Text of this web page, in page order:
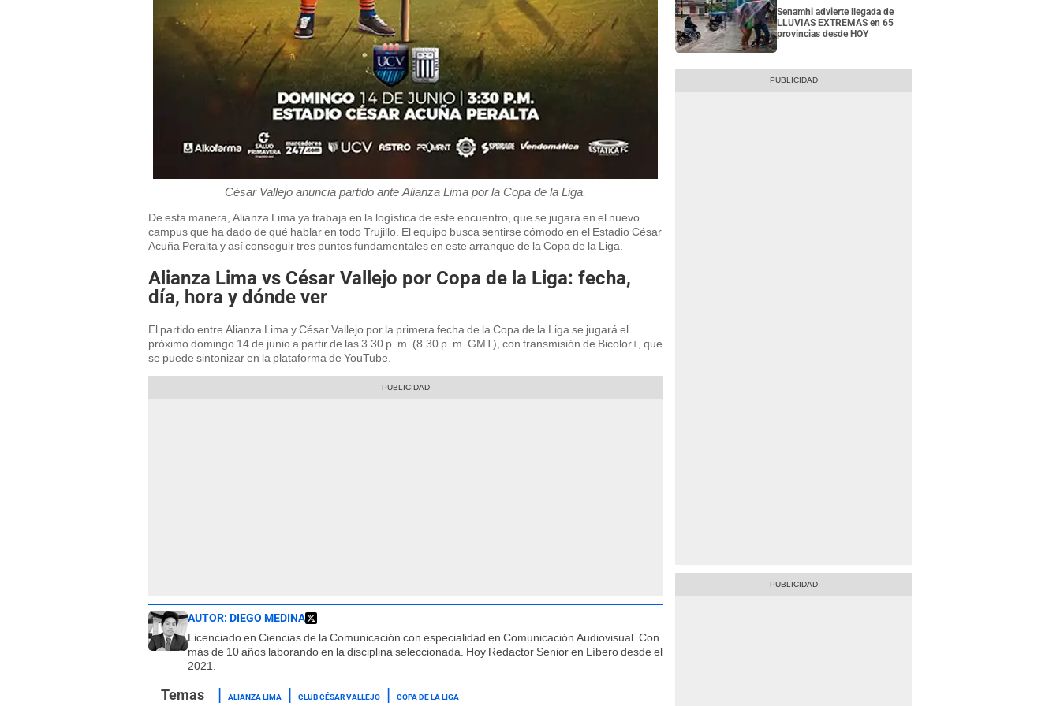
César Vallejo anuncia partido ante Alianza Lima por la Copa de la Liga.
De esta manera, Alianza Lima ya trabaja en la logística de este encuentro, que se jugará en el nuevo
campus que ha dado de qué hablar en todo Trujillo. El equipo busca sentirse cómodo en el Estadio César
Acuña Peralta y así conseguir tres puntos fundamentales en este arranque de la Copa de la Liga.
Alianza Lima vs César Vallejo por Copa de la Liga: fecha,
día, hora y dónde ver
El partido entre Alianza Lima y César Vallejo por la primera fecha de la Copa de la Liga se jugará el
próximo domingo 14 de junio a partir de las 3.30 p. m. (8.30 p. m. GMT), con transmisión de Bicolor+, que
se puede sintonizar en la plataforma de YouTube.
AUTOR: DIEGO MEDINA
Licenciado en Ciencias de la Comunicación con especialidad en Comunicación Audiovisual. Con
más de 10 años laborando en la disciplina seleccionada. Hoy Redactor Senior en Líbero desde el
2021.
ALIANZA LIMA CLUB CÉSAR VALLEJO COPA DE LA LIGA
Senamhi advierte llegada de
LLUVIAS EXTREMAS en 65
provincias desde HOY